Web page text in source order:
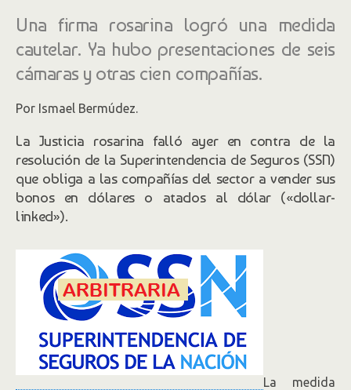
Una firma rosarina logró una medida
cautelar. Ya hubo presentaciones de seis
cámaras y otras cien compañías.
Por Ismael Bermúdez.
La Justicia rosarina falló ayer en contra de la
resolución de la Superintendencia de Seguros (SSN)
que obliga a las compañías del sector a vender sus
bonos en dólares o atados al dólar («dollar-
linked»).
La medida